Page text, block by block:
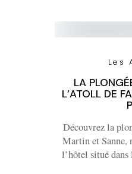
Les
LA
L’ATOLL DE
Découvrez la
Martin et Sanne,
l’hôtel situé